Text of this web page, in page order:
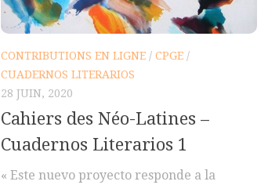
CONTRIBUTIONS EN LIGNE / CPGE /
CUADERNOS LITERARIOS
28 JUIN, 2020
Cahiers des Néo-Latines –
Cuadernos Literarios 1
« Este nuevo proyecto responde a la